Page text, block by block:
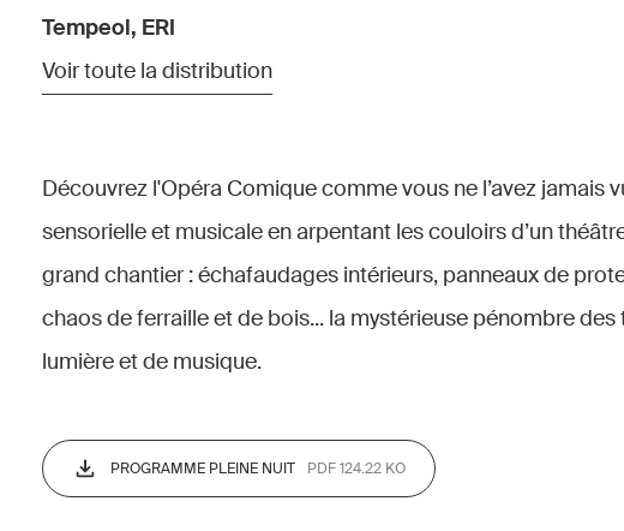
Tempeol, ERI
Voir toute la distribution
Découvrez l'Opéra Comique comme vous ne l’avez jamais
sensorielle et musicale en arpentant les couloirs d’un
grand chantier : échafaudages intérieurs, panneaux de
chaos de ferraille et de bois... la mystérieuse pénombre
lumière et de musique.
PROGRAMME PLEINE NUIT PDF 124.22 KO